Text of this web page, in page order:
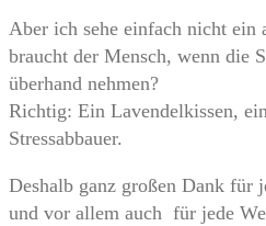
Aber ich sehe einfach nicht ein
braucht der Mensch, wenn die
überhand nehmen?
Richtig: Ein Lavendelkissen,
Stressabbauer.
Deshalb ganz großen Dank für
und vor allem auch für jede